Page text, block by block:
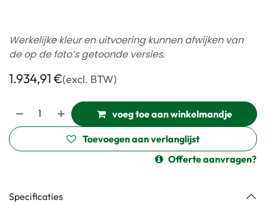
Werkelijke kleur en uitvoering kunnen afwijken van
de op de foto’s getoonde versies.
1.934,91€(excl. BTW)
voeg toe aan winkelmandje
Toevoegen aan verlanglijst
Offerte aanvragen?
Specificaties